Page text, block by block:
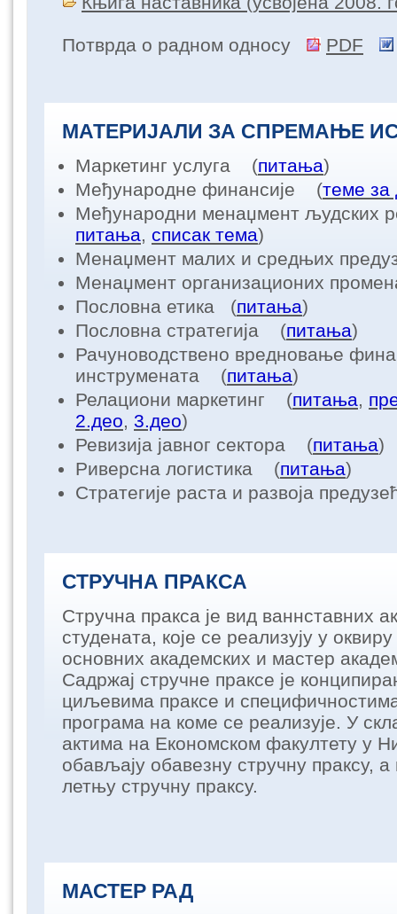
Потврда о радном односу PDF
МАТЕРИЈАЛИ ЗА СПРЕМАЊЕ
Маркетинг услуга (питања)
Међународне финансије (теме за
Међународни менаџмент људских
питања, списак тема)
Менаџмент малих и средњих
Менаџмент организационих
Пословнa етика (питања)
Пословна стратегија (питања)
Рачуноводствено вредновање
инструмената (питања)
Релациони маркетинг (питања,
2.део, 3.део)
Ревизија јавног сектора (питања)
Риверсна логистика (питања)
Стратегије раста и развоја
СТРУЧНА ПРАКСА
Стручна пракса је вид ваннставних
студената, којe се реализују у
основних академских и мастер
Садржај стручне праксе је
циљевима праксе и специфичностима
програма на коме се реализује. У
актима на Економском факултету у
обављају обавезну стручну праксу,
летњу стручну праксу.
МАСТЕР РАД